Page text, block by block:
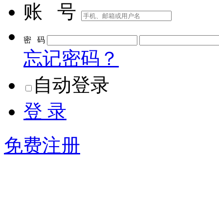
账 号
密 码
忘记密码？
自动登录
登 录
免费注册